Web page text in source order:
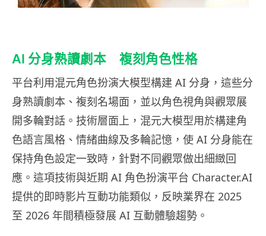
AI 分身熟讀劇本 複刻角色性格
平台利用混元角色扮演大模型構建 AI 分身，這些分
身熟讀劇本、複刻名場面，並以角色視角與觀眾展
開多輪對話。技術層面上，混元大模型用於構建角
色語言風格、情緒曲線及多輪記憶，使 AI 分身能在
保持角色設定一致時，針對不同觀眾做出細緻回
應。這項技術與近期 AI 角色扮演平台 Character.AI
提供的即時影片互動功能類似，反映業界在 2025
至 2026 年間積極發展 AI 互動體驗趨勢。